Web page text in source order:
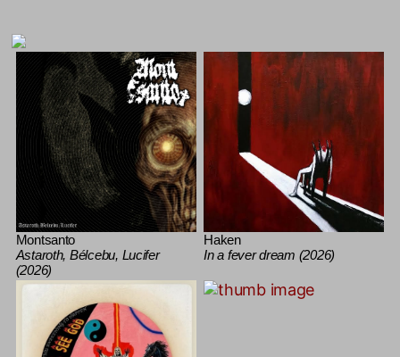
Montsanto
Astaroth, Bélcebu, Lucifer
(2026)
Haken
In a fever dream (2026)